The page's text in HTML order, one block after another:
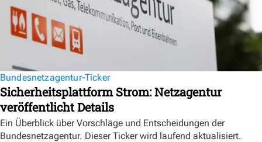
Bundesnetzagentur-Ticker
Sicherheitsplattform Strom: Netzagentur
veröffentlicht Details
Ein Überblick über Vorschläge und Entscheidungen der
Bundesnetzagentur. Dieser Ticker wird laufend aktualisiert.